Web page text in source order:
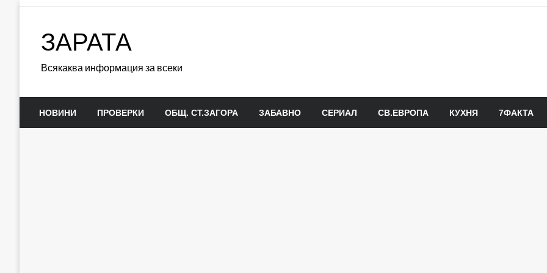
ЗАРАТА
Всякаква информация за всеки
НОВИНИ ПРОВЕРКИ ОБЩ. СТ.ЗАГОРА ЗАБАВНО СЕРИАЛ СВ.ЕВРОПА КУХНЯ 7ФАКТА